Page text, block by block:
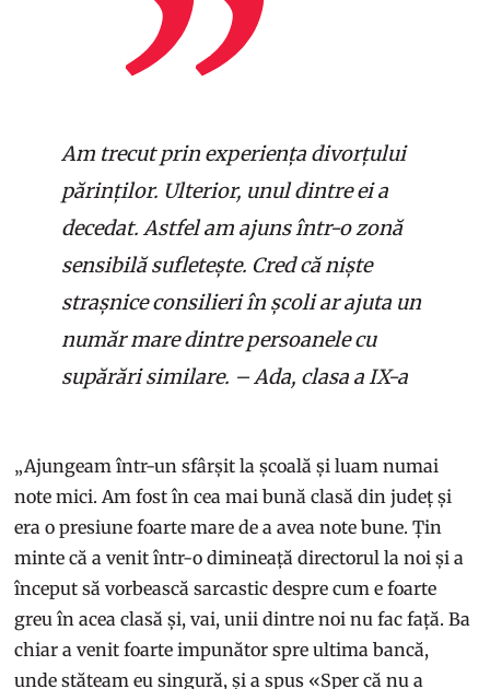
Am trecut prin experiența divorțului
părinților. Ulterior, unul dintre ei a
decedat. Astfel am ajuns într-o zonă
sensibilă sufletește. Cred că niște
strașnice consilieri în școli ar ajuta un
număr mare dintre persoanele cu
supărări similare. – Ada, clasa a IX-a
„Ajungeam într-un sfârșit la școală și luam numai
note mici. Am fost în cea mai bună clasă din județ și
era o presiune foarte mare de a avea note bune. Țin
minte că a venit într-o dimineață directorul la noi și a
început să vorbească sarcastic despre cum e foarte
greu în acea clasă și, vai, unii dintre noi nu fac față. Ba
chiar a venit foarte impunător spre ultima bancă,
unde stăteam eu singură, și a spus «Sper că nu a